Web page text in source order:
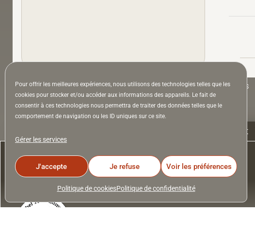
Pour offrir les meilleures expériences, nous utilisons des technologies telles que les
cookies pour stocker et/ou accéder aux informations des appareils. Le fait de
consentir à ces technologies nous permettra de traiter des données telles que le
comportement de navigation ou les ID uniques sur ce site.
Gérer les services
J'accepte Je refuse Voir les préférences
Politique de cookiesPolitique de confidentialité
À la Une Appel à auteurs Arts Plastiques
Contact